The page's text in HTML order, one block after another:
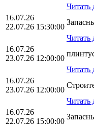
Читать
16.07.26
22.07.26 15:30:00
Читать
16.07.26
23.07.26 12:00:00
Читать
16.07.26
23.07.26 12:00:00
Читать
16.07.26
22.07.26 15:00:00